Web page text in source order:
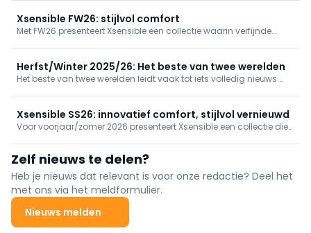
uitstraling. Van sportieve sneakers tot zomerse instappers en
sandalen staat veelzijdigheid centraal.
Xsensible FW26: stijlvol comfort
Met FW26 presenteert Xsensible een collectie waarin verfijnde
bij het nieuwe seizoen.
Herfst/Winter 2025/26: Het beste van twee werelden
Het beste van twee werelden leidt vaak tot iets volledig nieuws.
hand met draagbaarheid en moderniteit.
Xsensible SS26: innovatief comfort, stijlvol vernieuwd
Voor voorjaar/zomer 2026 presenteert Xsensible een collectie die
materialen vormen opnieuw de basis van een veelzijdig aanbod,
geschikt voor elk moment.
Zelf nieuws te delen?
Heb je nieuws dat relevant is voor onze redactie? Deel het
met ons via het meldformulier.
Nieuws melden